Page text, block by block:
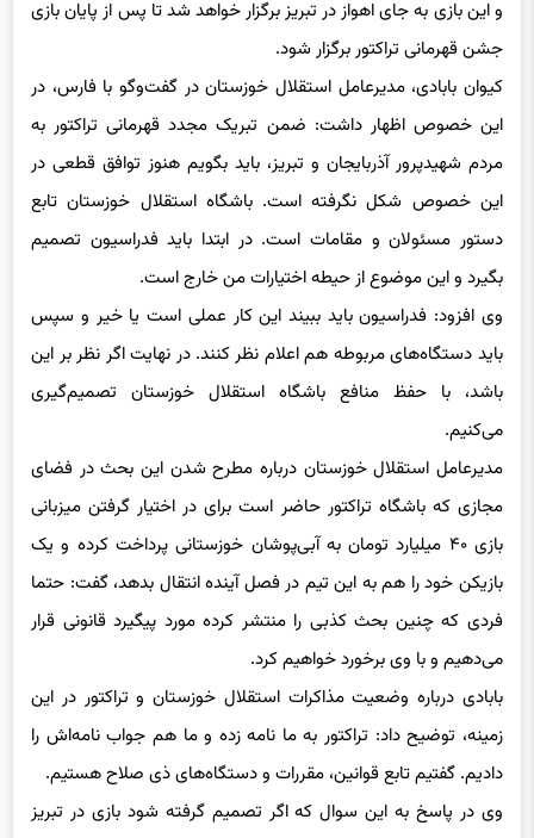
کیوان بابادی، مدیرعامل استقلال خوزستان در گفت‌وگو با فارس، در
این خصوص اظهار داشت: ضمن تبریک مجدد قهرمانی تراکتور به
مردم شهیدپرور آذربایجان و تبریز، باید بگویم هنوز توافق قطعی در
این خصوص شکل نگرفته است. باشگاه استقلال خوزستان تابع
دستور مسئولان و مقامات است. در ابتدا باید فدراسیون تصمیم
بگیرد و این موضوع از حیطه اختیارات من خارج است.
وی افزود: فدراسیون باید ببیند این کار عملی است یا خیر و سپس
باید دستگاه‌های مربوطه هم اعلام نظر کنند. در نهایت اگر نظر بر این
باشد، با حفظ منافع باشگاه استقلال خوزستان تصمیم‌گیری
می‌کنیم.
مدیرعامل استقلال خوزستان درباره مطرح شدن این بحث در فضای
مجازی که باشگاه تراکتور حاضر است برای در اختیار گرفتن میزبانی
بازی ۴۰ میلیارد تومان به آبی‌پوشان خوزستانی پرداخت کرده و یک
بازیکن خود را هم به این تیم در فصل آینده انتقال بدهد، گفت: حتما
فردی که چنین بحث کذبی را منتشر کرده مورد پیگیرد قانونی قرار
می‌دهیم و با وی برخورد خواهیم کرد.
بابادی درباره وضعیت مذاکرات استقلال خوزستان و تراکتور در این
زمینه، توضیح داد: تراکتور به ما نامه زده و ما هم جواب نامه‌اش را
دادیم. گفتیم تابع قوانین، مقررات و دستگاه‌های ذی صلاح هستیم.
وی در پاسخ به این سوال که اگر تصمیم گرفته شود بازی در تبریز
انجام شود، باشگاه استقلال خوزستان از حق میزبانی خود می‌گذرد،
عنوان کرد: من تنها تصمیم‌گیرنده نیستم بلکه باید هیئت‌مدیره